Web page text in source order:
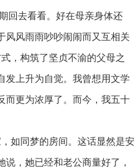
回去看看。好在母亲身体还
风风雨雨吵吵闹闹而又互相关
，构筑了坚贞不渝的父母之
发上升为自觉。我曾想用文学
而更为浓厚了。而今，我五十
如同梦的房间。这话显然是安
，她已经和老公商量好了，